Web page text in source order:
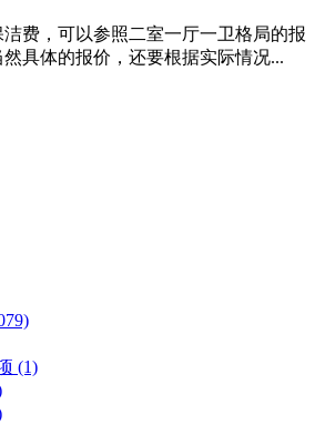
洁费，可以参照二室一厅一卫格局的报
具体的报价，还要根据实际情况...
(1)